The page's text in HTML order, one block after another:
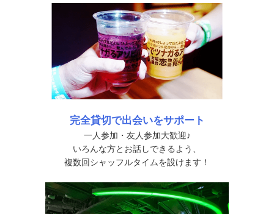
完全貸切で出会いをサポート
一人参加・友人参加大歓迎♪
いろんな方とお話しできるよう、
複数回シャッフルタイムを設けます！